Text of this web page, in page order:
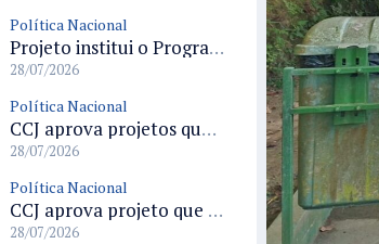
Política Nacional
Projeto institui o Programa Nacional de Apoio ao Aleitamento Humano em Emergências (Prame) na Câmara dos Deputados
28/07/2026
Política Nacional
CCJ aprova projetos que criam datas comemorativas e reconhecem Uberlândia como capital do paradesporto
28/07/2026
Política Nacional
CCJ aprova projeto que reconhece soldadinho-do-araripe como ave-símbolo da Chapada do Araripe
28/07/2026